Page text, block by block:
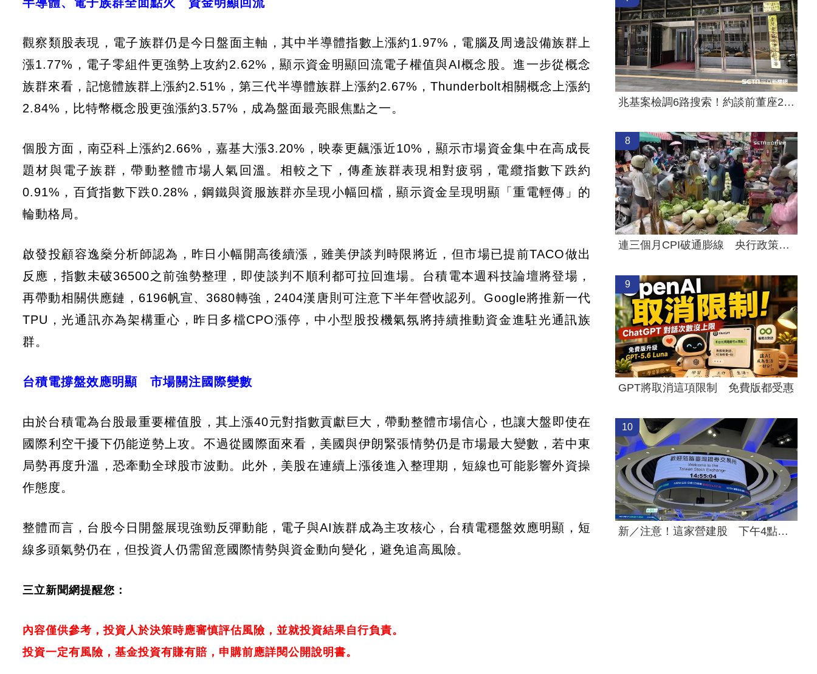
觀察類股表現，電子族群仍是今日盤面主軸，其中半導體指數上漲約1.97%，電腦及周邊設備族群上
漲1.77%，電子零組件更強勢上攻約2.62%，顯示資金明顯回流電子權值與AI概念股。進一步從概念
族群來看，記憶體族群上漲約2.51%，第三代半導體族群上漲約2.67%，Thunderbolt相關概念上漲約
2.84%，比特幣概念股更強漲約3.57%，成為盤面最亮眼焦點之一。
個股方面，南亞科上漲約2.66%，嘉基大漲3.20%，映泰更飆漲近10%，顯示市場資金集中在高成長
題材與電子族群，帶動整體市場人氣回溫。相較之下，傳產族群表現相對疲弱，電纜指數下跌約
0.91%，百貨指數下跌0.28%，鋼鐵與資服族群亦呈現小幅回檔，顯示資金呈現明顯「重電輕傳」的
輪動格局。
啟發投顧容逸燊分析師認為，昨日小幅開高後續漲，雖美伊談判時限將近，但市場已提前TACO做出
反應，指數未破36500之前強勢整理，即使談判不順利都可拉回進場。台積電本週科技論壇將登場，
再帶動相關供應鏈，6196帆宣、3680轉強，2404漢唐則可注意下半年營收認列。Google將推新一代
TPU，光通訊亦為架構重心，昨日多檔CPO漲停，中小型股投機氣氛將持續推動資金進駐光通訊族
群。
台積電撐盤效應明顯 市場關注國際變數
由於台積電為台股最重要權值股，其上漲40元對指數貢獻巨大，帶動整體市場信心，也讓大盤即使在
國際利空干擾下仍能逆勢上攻。不過從國際面來看，美國與伊朗緊張情勢仍是市場最大變數，若中東
局勢再度升溫，恐牽動全球股市波動。此外，美股在連續上漲後進入整理期，短線也可能影響外資操
作態度。
整體而言，台股今日開盤展現強勁反彈動能，電子與AI族群成為主攻核心，台積電穩盤效應明顯，短
線多頭氣勢仍在，但投資人仍需留意國際情勢與資金動向變化，避免追高風險。
三立新聞網提醒您：
內容僅供參考，投資人於決策時應審慎評估風險，並就投資結果自行負責。
投資一定有風險，基金投資有賺有賠，申購前應詳閱公開說明書。
兆基案檢調6路搜索！約談前董座2高層到案
8
連三個月CPI破通膨線 央行政策走勢曝
9
GPT將取消這項限制 免費版都受惠
10
新／注意！這家營建股 下午4點開重訊